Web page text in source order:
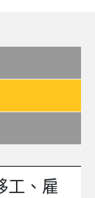
工、雇